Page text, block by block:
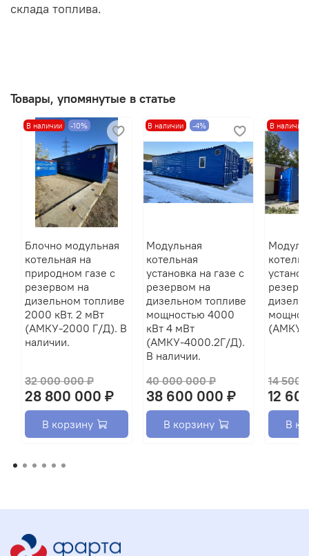
склада топлива.
Товары, упомянутые в статье
В наличии -10%
Блочно модульная
котельная на
природном газе с
резервом на
дизельном топливе
2000 кВт. 2 мВт
(АМКУ-2000 Г/Д). В
наличии.
32 000 000 ₽
28 800 000 ₽
В корзину
В наличии -4%
Модульная
котельная
установка на газе с
резервом на
дизельном топливе
мощностью 4000
кВт 4 мВт
(АМКУ-4000.2Г/Д).
В наличии.
40 000 000 ₽
38 600 000 ₽
В корзину
В наличии
(АМКУ-
14 500
12
В